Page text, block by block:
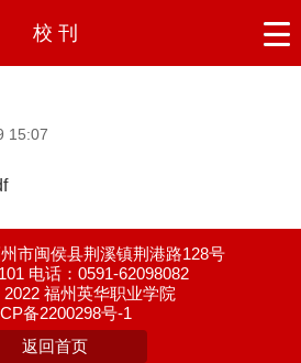
校 刊
15:07
市闽侯县荆溪镇荆港路128号
电话：0591-62098082
2022 福州英华职业学院
备2200298号-1
返回首页